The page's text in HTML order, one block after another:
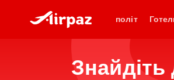
політ